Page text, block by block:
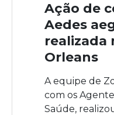
Ação de
Aedes
realizada
Orleans
A equipe de
com os
Saúde,